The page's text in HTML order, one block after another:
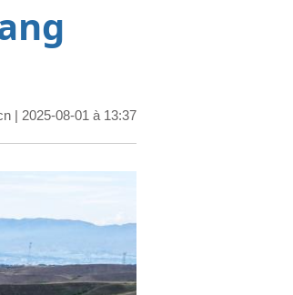
عربي
한국어
Português
| 2025-08-01 à 13:37